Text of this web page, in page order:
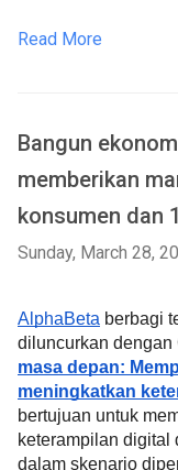
Read More
Bangun
memberikan
konsumen dan
Sunday, March 28,
AlphaBeta berbagi
diluncurkan dengan
masa depan:
meningkatkan
bertujuan untuk
keterampilan digital
dalam skenario